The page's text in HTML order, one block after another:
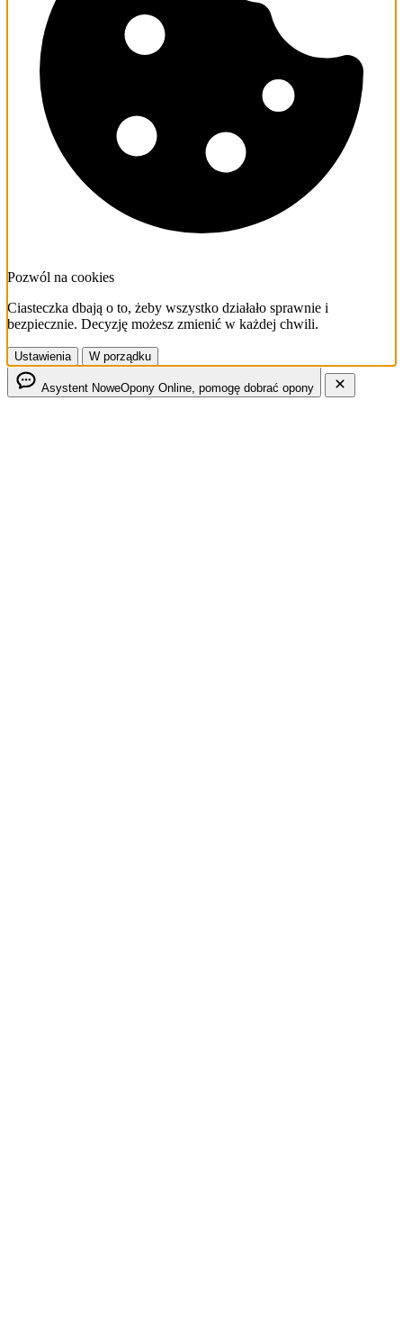
Pozwól na cookies
Ciasteczka dbają o to, żeby wszystko działało sprawnie i
bezpiecznie. Decyzję możesz zmienić w każdej chwili.
Ustawienia W porządku
Asystent NoweOpony Online, pomogę dobrać opony